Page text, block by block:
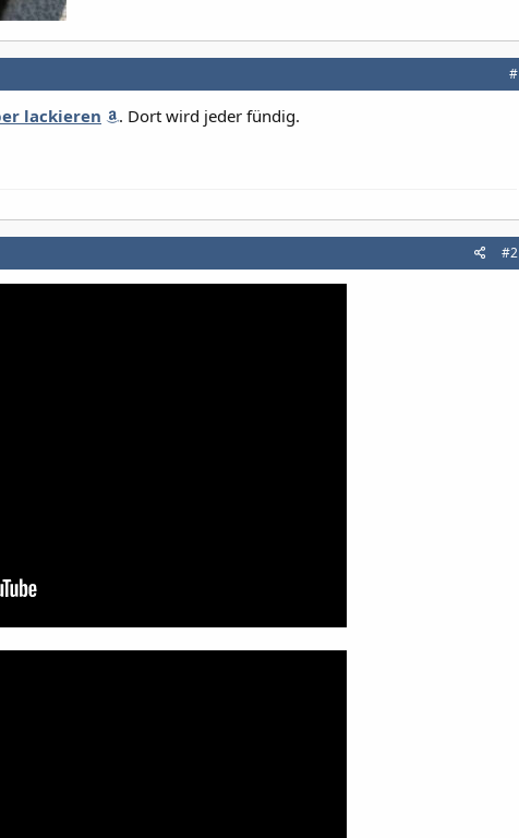
#
lackieren . Dort wird jeder fündig.
#2